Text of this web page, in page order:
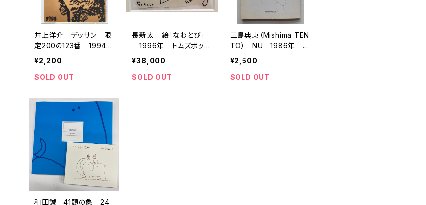
井上洋介 デッサン 限
定200の123番 1994
年 トムズボックス
¥2,200
SOLD OUT
長新太 絵「なわとび」
1996年 トムズボック
ス刊「なわとび」に掲載
¥38,000
SOLD OUT
三島典東（Mishima TEN
TO） NU 1986年 メ
リーウエルズ刊
¥2,500
SOLD OUT
和田誠 41頭の象 24